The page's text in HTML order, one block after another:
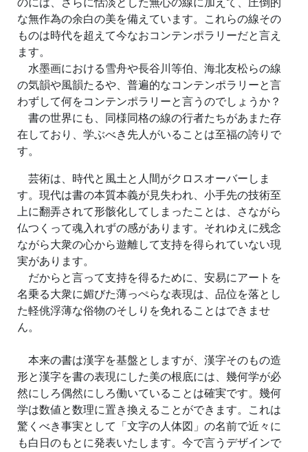
な無作為の余白の美を備えています。これらの線その
ものは時代を超えて今なおコンテンポラリーだと言え
ます。
水墨画における雪舟や長谷川等伯、海北友松らの線
の気韻や風韻たるや、普遍的なコンテンポラリーと言
わずして何をコンテンポラリーと言うのでしょうか？
書の世界にも、同様同格の線の行者たちがあまた存
在しており、学ぶべき先人がいることは至福の誇りで
す。
芸術は、時代と風土と人間がクロスオーバーしま
す。現代は書の本質本義が見失われ、小手先の技術至
上に翻弄されて形骸化してしまったことは、さながら
仏つくって魂入れずの感があります。それゆえに残念
ながら大衆の心から遊離して支持を得られていない現
実があります。
だからと言って支持を得るために、安易にアートを
名乗る大衆に媚びた薄っぺらな表現は、品位を落とし
た軽佻浮薄な俗物のそしりを免れることはできませ
ん。
本来の書は漢字を基盤としますが、漢字そのもの造
形と漢字を書の表現にした美の根底には、幾何学が必
然にしろ偶然にしろ働いていることは確実です。幾何
学は数値と数理に置き換えることができます。これは
驚くべき事実として「文字の人体図」の名前で近々に
も白日のもとに発表いたします。今で言うデザインで